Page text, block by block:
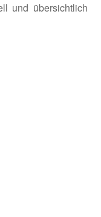
und übersichtlich